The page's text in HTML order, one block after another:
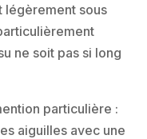
légèrement sous
ne soit pas si long
particulière :
aiguilles avec une